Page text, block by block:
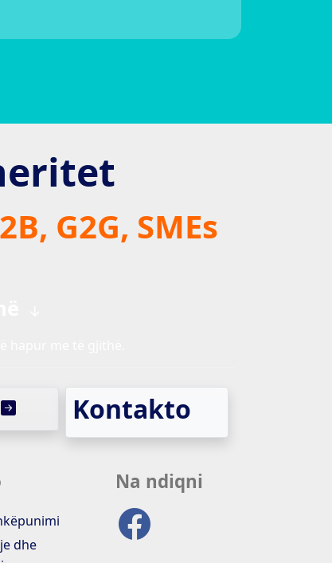
G2G, SMEs
Kontakto
dhe
Na ndiqni